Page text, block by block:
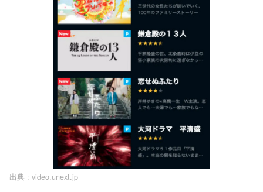
出典 : video.unext.jp